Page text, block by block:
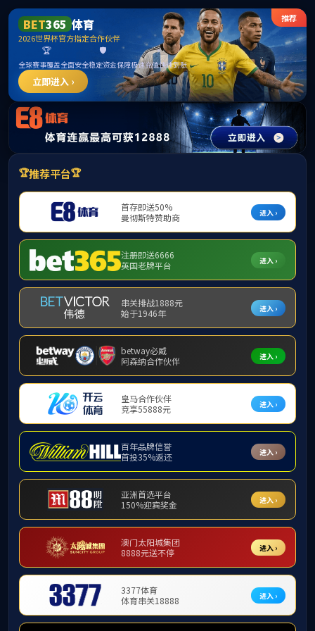
LETOU·国际米兰(中国区)官方网站
师资队伍 人才培养 学术科
学生工作
学工简介
团学组织
学生风采
辅导员队伍
学生风采